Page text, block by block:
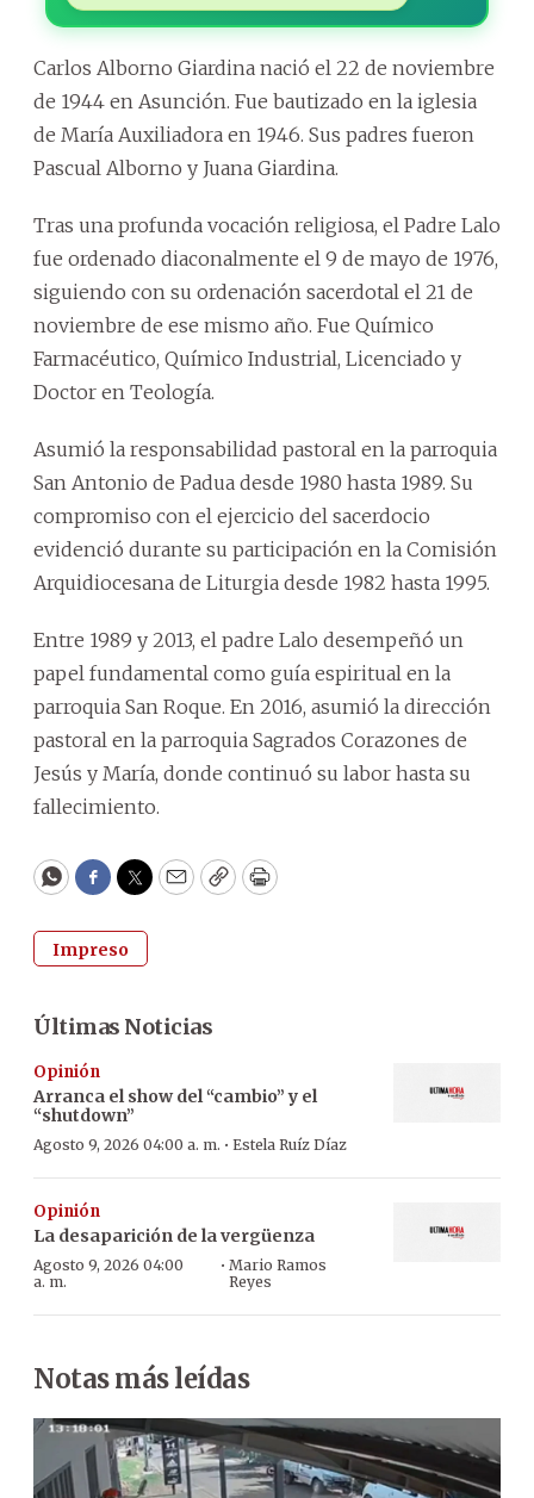
Carlos Alborno Giardina nació el 22 de noviembre
de 1944 en Asunción. Fue bautizado en la iglesia
de María Auxiliadora en 1946. Sus padres fueron
Pascual Alborno y Juana Giardina.
Tras una profunda vocación religiosa, el Padre Lalo
fue ordenado diaconalmente el 9 de mayo de 1976,
siguiendo con su ordenación sacerdotal el 21 de
noviembre de ese mismo año. Fue Químico
Farmacéutico, Químico Industrial, Licenciado y
Doctor en Teología.
Asumió la responsabilidad pastoral en la parroquia
San Antonio de Padua desde 1980 hasta 1989. Su
compromiso con el ejercicio del sacerdocio
evidenció durante su participación en la Comisión
Arquidiocesana de Liturgia desde 1982 hasta 1995.
Entre 1989 y 2013, el padre Lalo desempeñó un
papel fundamental como guía espiritual en la
parroquia San Roque. En 2016, asumió la dirección
pastoral en la parroquia Sagrados Corazones de
Jesús y María, donde continuó su labor hasta su
fallecimiento.
WhatsApp
Facebook
Twitter
EmailCopyPrint
Impreso
Últimas Noticias
Opinión
Arranca el show del “cambio” y el
“shutdown”
Agosto 9, 2026 04:00 a. m. · Estela Ruíz Díaz
Opinión
La desaparición de la vergüenza
Agosto 9, 2026 04:00
a. m.
· Mario Ramos
Reyes
Notas más leídas